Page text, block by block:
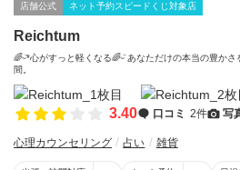
店舗公式 ネット予約スピードくじ対象店
Reichtum
🌈ᵕ̈*心がすっと軽くなる🌈ᵕ̈ あなただけの本当の豊か
間。
3.40 口コミ 2件 写
心理カウンセリング 占い 雑貨